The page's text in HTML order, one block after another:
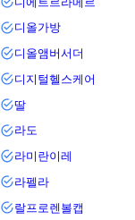
디올가방
디올앰버서더
디지털헬스케어
딸
라도
라미란이레
라펠라
랄프로렌볼캡